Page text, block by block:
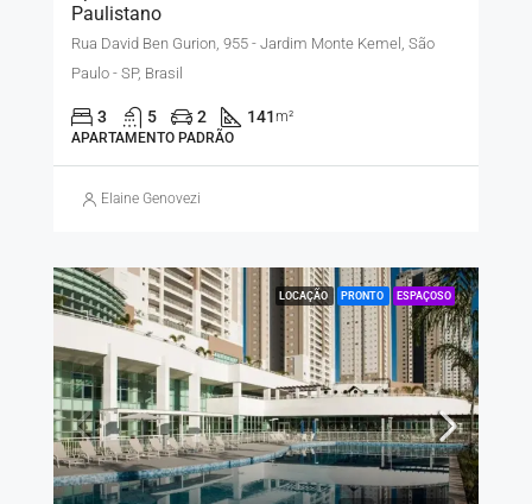
Paulistano
Rua David Ben Gurion, 955 - Jardim Monte Kemel, São
Paulo - SP, Brasil
3 5 2 141m²
APARTAMENTO PADRÃO
Elaine Genovezi
LOCAÇÃO PRONTO ESPAÇOSO